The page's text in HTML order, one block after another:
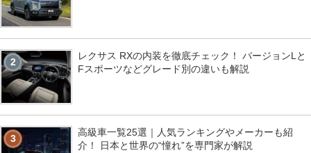
2
レクサス RXの内装を徹底チェック！ バージョンLと
Fスポーツなどグレード別の違いも解説
3
高級車一覧25選｜人気ランキングやメーカーも紹
介！ 日本と世界の“憧れ”を専門家が解説